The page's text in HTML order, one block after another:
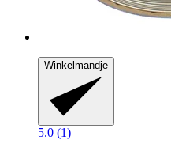
Winkelmandje
5.0 (1)